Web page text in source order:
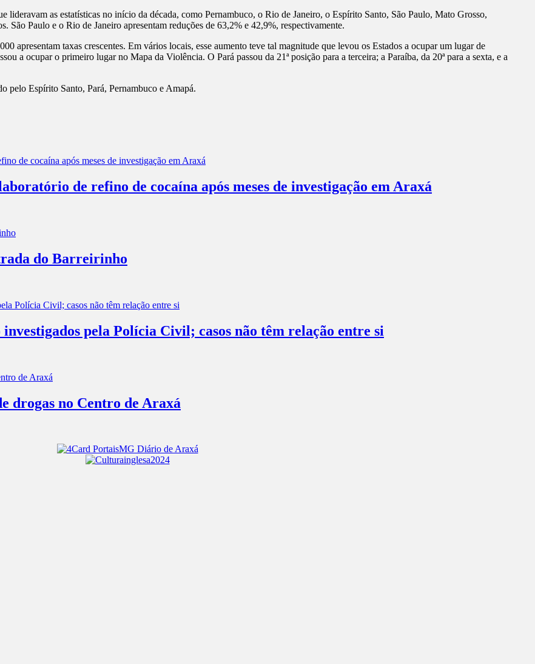
lideravam as estatísticas no início da década, como Pernambuco, o Rio de Janeiro, o Espírito Santo, São Paulo, Mato Grosso,
São Paulo e o Rio de Janeiro apresentam reduções de 63,2% e 42,9%, respectivamente.
apresentam taxas crescentes. Em vários locais, esse aumento teve tal magnitude que levou os Estados a ocupar um lugar de
a ocupar o primeiro lugar no Mapa da Violência. O Pará passou da 21ª posição para a terceira; a Paraíba, da 20ª para a sexta, e a
pelo Espírito Santo, Pará, Pernambuco e Amapá.
de refino de cocaína após meses de investigação em Araxá
do Barreirinho
pela Polícia Civil; casos não têm relação entre si
drogas no Centro de Araxá